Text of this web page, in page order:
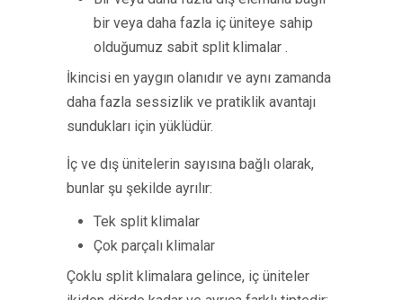
bir veya daha fazla iç üniteye sahip
olduğumuz sabit split klimalar .
İkincisi en yaygın olanıdır ve aynı zamanda
daha fazla sessizlik ve pratiklik avantajı
sundukları için yüklüdür.
İç ve dış ünitelerin sayısına bağlı olarak,
bunlar şu şekilde ayrılır:
Tek split klimalar
Çok parçalı klimalar
Çoklu split klimalara gelince, iç üniteler